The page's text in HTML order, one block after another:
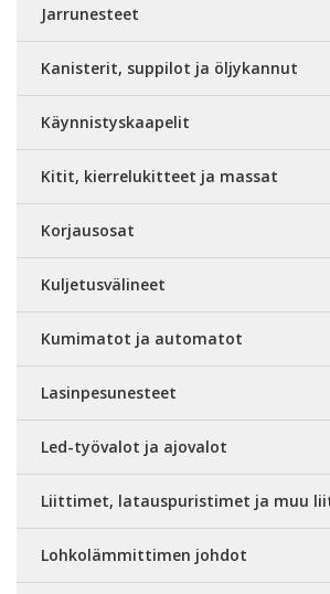
Jarrunesteet
Kanisterit, suppilot ja öljykannut
Käynnistyskaapelit
Kitit, kierrelukitteet ja massat
Korjausosat
Kuljetusvälineet
Kumimatot ja automatot
Lasinpesunesteet
Led-työvalot ja ajovalot
Liittimet, latauspuristimet ja muu
Lohkolämmittimen johdot